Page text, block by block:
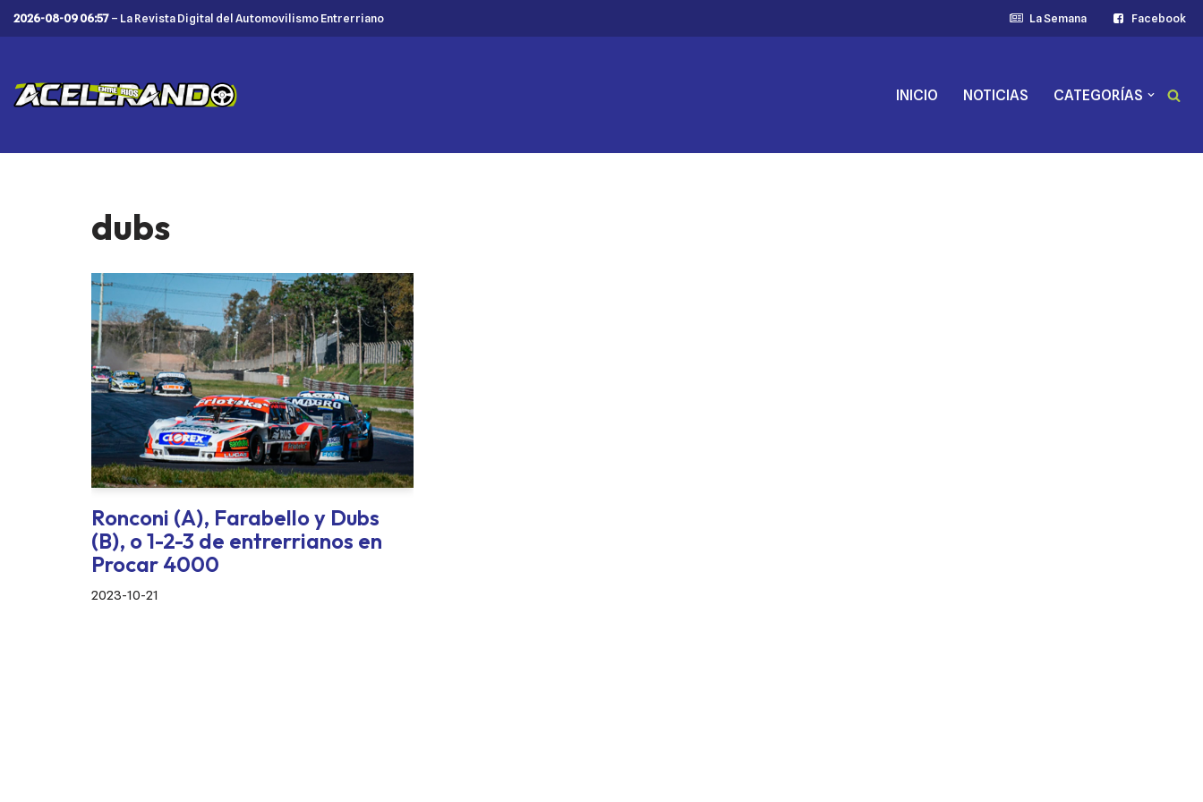
contenido
2026-08-09 06:57 – La Revista Digital del Automovilismo Entrerriano La Semana Facebook
INICIO NOTICIAS CATEGORÍAS
dubs
Ronconi (A), Farabello y Dubs
(B), o 1-2-3 de entrerrianos en
Procar 4000
2023-10-21